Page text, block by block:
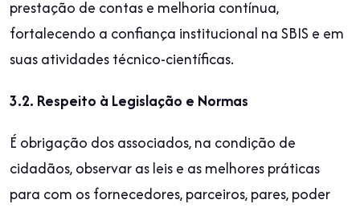
prestação de contas e melhoria contínua,
fortalecendo a confiança institucional na SBIS e em
suas atividades técnico-científicas.
3.2. Respeito à Legislação e Normas
É obrigação dos associados, na condição de
cidadãos, observar as leis e as melhores práticas
para com os fornecedores, parceiros, pares, poder